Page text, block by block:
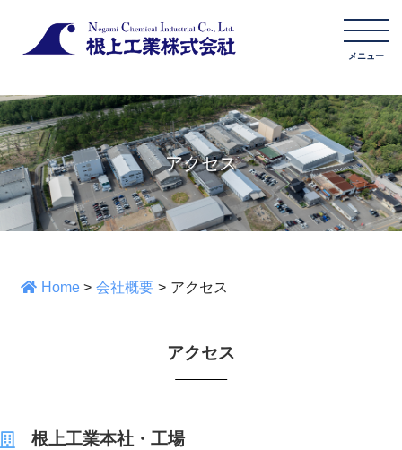
アクセス
Home > 会社概要 > アクセス
アクセス
根上工業本社・工場